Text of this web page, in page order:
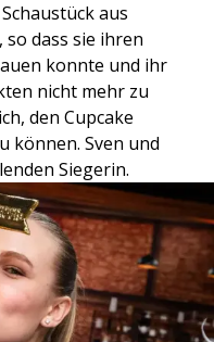
aus
dass sie ihren
konnte und ihr
nicht mehr zu
den Cupcake
können. Sven und
Siegerin.